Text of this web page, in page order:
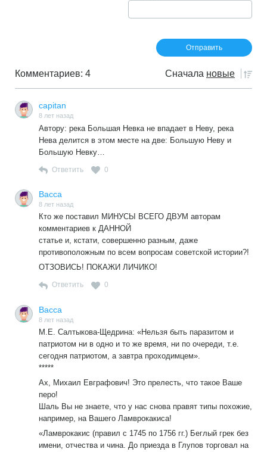
Комментариев: 4 Сначала новые
capitan
8 лет назад
Автору: река Большая Невка не впадает в Неву, река
Нева делится в этом месте на две: Большую Неву и
Большую Невку…
Ответить 0
Васса
8 лет назад
Кто же поставил МИНУСЫ ВСЕГО ДВУМ авторам
комментариев к ДАННОЙ
статье и, кстати, совершенно разным, даже
противоположным по всем вопросам советской истории?!
ОТЗОВИСЬ! ПОКАЖИ ЛИЧИКО!
Ответить 0
Васса
8 лет назад
М.Е. Салтыкова-Щедрина: «Нельзя быть паразитом и
патриотом ни в одно и то же время, ни по очереди, т.е.
сегодня патриотом, а завтра проходимцем».
*****
Ах, Михаил Евграфович! Это прелесть, что такое Ваше
перо!
Шаль Вы не знаете, что у нас снова правят типы похожие,
например, на Вашего Ламврокакиса!
«Ламврокакис (правил с 1745 по 1756 гг.) Беглый грек без
имени, отчества и чина. До приезда в Глупов торговал на